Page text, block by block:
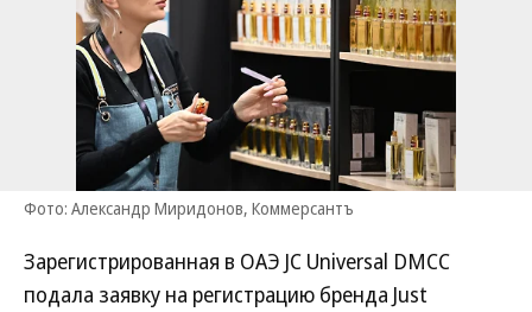
Фото: Александр Миридонов, Коммерсантъ
Зарегистрированная в ОАЭ JC Universal DMCC
подала заявку на регистрацию бренда Just